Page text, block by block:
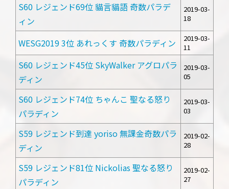
S60 レジェンド69位 貓言貓語 奇数パラデ
ィン
2019-03-
18
WESG2019 3位 あれっくす 奇数パラディン
2019-03-
11
S60 レジェンド45位 SkyWalker アグロパラ
ディン
2019-03-
05
S60 レジェンド74位 ちゃんこ 聖なる怒り
パラディン
2019-03-
03
S59 レジェンド到達 yoriso 無課金奇数パラ
ディン
2019-02-
28
S59 レジェンド81位 Nickolias 聖なる怒り
パラディン
2019-02-
27